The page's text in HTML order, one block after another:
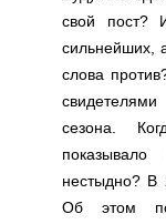
свой пост?
сильнейших,
слова
сезона.
нестыдно?
Об этом